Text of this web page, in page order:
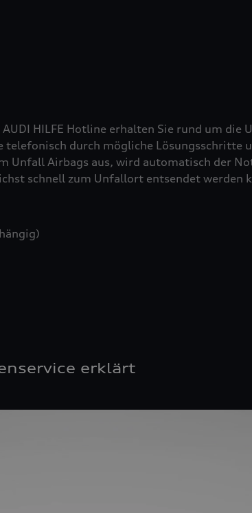
HILFE Hotline erhalten Sie rund um die
durch mögliche Lösungsschritte
Unfall Airbags aus, wird automatisch der
schnell zum Unfallort entsendet werden
erklärt